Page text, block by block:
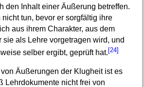
den Inhalt einer Äußerung betreffen.
tun, bevor er sorgfältig ihre
aus ihrem Charakter, aus dem
sie als Lehre vorgetragen wird, und
selber ergibt, geprüft hat.[24]
von Äußerungen der Klugheit ist es
Lehrdokumente nicht frei von